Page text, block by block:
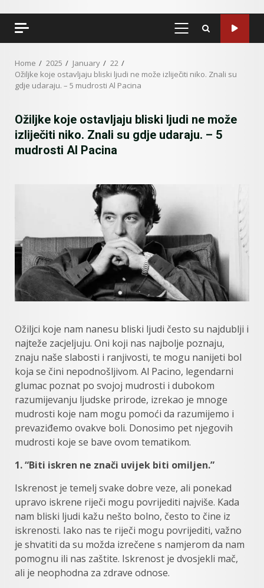
PRIMARY
Home 2025 January
22
Ožiljke koje ostavljaju bliski ljudi ne može izliječiti niko. Znali su
gdje udaraju. – 5 mudrosti Al Pacina
Ožiljke koje ostavljaju bliski ljudi ne može
izliječiti niko. Znali su gdje udaraju. – 5
mudrosti Al Pacina
Ožiljci koje nam nanesu bliski ljudi često su najdublji i
najteže zacjeljuju. Oni koji nas najbolje poznaju,
znaju naše slabosti i ranjivosti, te mogu nanijeti bol
koja se čini nepodnošljivom. Al Pacino, legendarni
glumac poznat po svojoj mudrosti i dubokom
razumijevanju ljudske prirode, izrekao je mnoge
mudrosti koje nam mogu pomoći da razumijemo i
prevaziđemo ovakve boli. Donosimo pet njegovih
mudrosti koje se bave ovom tematikom.
1. “Biti iskren ne znači uvijek biti omiljen.”
Iskrenost je temelj svake dobre veze, ali ponekad
upravo iskrene riječi mogu povrijediti najviše. Kada
nam bliski ljudi kažu nešto bolno, često to čine iz
iskrenosti. Iako nas te riječi mogu povrijediti, važno
je shvatiti da su možda izrečene s namjerom da nam
pomognu ili nas zaštite. Iskrenost je dvosjekli mač,
ali je neophodna za zdrave odnose.